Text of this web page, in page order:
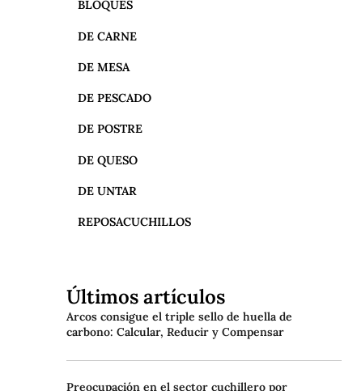
BLOQUES
DE CARNE
DE MESA
DE PESCADO
DE POSTRE
DE QUESO
DE UNTAR
REPOSACUCHILLOS
Últimos artículos
Arcos consigue el triple sello de huella de
carbono: Calcular, Reducir y Compensar
Preocupación en el sector cuchillero por